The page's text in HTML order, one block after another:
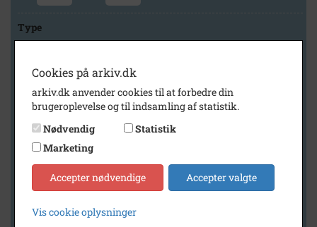
Type
Arkiv
Historisk Arkiv Dragør
Generelt
Cookies på arkiv.dk
arkiv.dk anvender cookies til at forbedre din
brugeroplevelse og til indsamling af statistik.
Nødvendig
Statistik
Marketing
Accepter nødvendige Accepter valgte
Vis cookie oplysninger